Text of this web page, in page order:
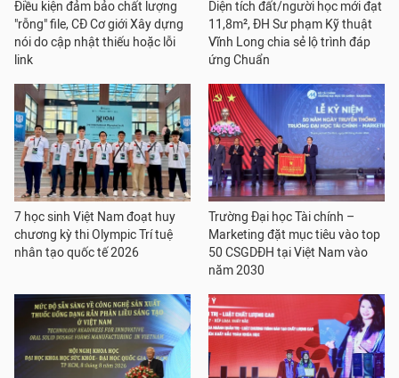
Điều kiện đảm bảo chất lượng
"rỗng" file, CĐ Cơ giới Xây dựng
nói do cập nhật thiếu hoặc lỗi
link
Diện tích đất/người học mới đạt
11,8m², ĐH Sư phạm Kỹ thuật
Vĩnh Long chia sẻ lộ trình đáp
ứng Chuẩn
7 học sinh Việt Nam đoạt huy
chương kỳ thi Olympic Trí tuệ
nhân tạo quốc tế 2026
Trường Đại học Tài chính –
Marketing đặt mục tiêu vào top
50 CSGDĐH tại Việt Nam vào
năm 2030